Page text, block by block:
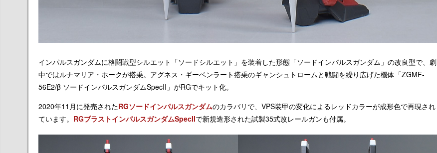
インパルスガンダムに格闘戦型シルエット「ソードシルエット」を装着した形態「ソードインパルスガンダム」の改良型で、劇
中ではルナマリア・ホークが搭乗。アグネス・ギーベンラート搭乗のギャンシュトロームと戦闘を繰り広げた機体「ZGMF-
56E2/β ソードインパルスガンダムSpecII」がRGでキット化。
2020年11月に発売されたRGソードインパルスガンダムのカラバリで、VPS装甲の変化によるレッドカラーが成形色で再現され
ています。 RGブラストインパルスガンダムSpecIIで新規造形された試製35式改レールガンも付属。